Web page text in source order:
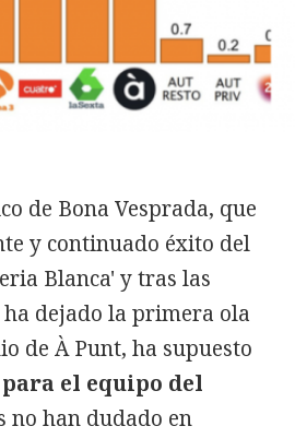
de Bona Vesprada, que
y continuado éxito del
Blanca' y tras las
dejado la primera ola
de À Punt, ha supuesto
el equipo del
no han dudado en